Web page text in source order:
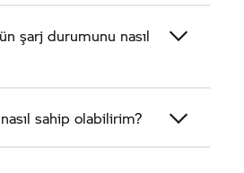
şarj durumunu nasıl
sahip olabilirim?